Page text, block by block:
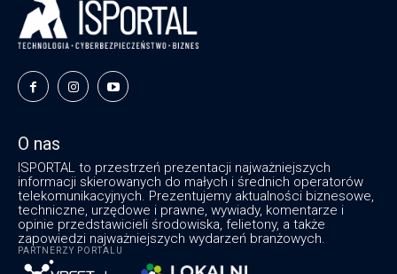
O nas
ISPORTAL to przestrzeń prezentacji najważniejszych
informacji skierowanych do małych i średnich operatorów
telekomunikacyjnych. Prezentujemy aktualności biznesowe,
techniczne, urzędowe i prawne, wywiady, komentarze i
opinie przedstawicieli środowiska, felietony, a także
zapowiedzi najważniejszych wydarzeń branżowych.
PARTNERZY PORTALU